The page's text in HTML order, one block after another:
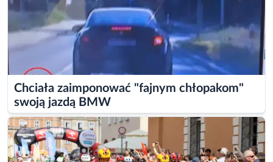
Chciała zaimponować "fajnym chłopakom"
swoją jazdą BMW